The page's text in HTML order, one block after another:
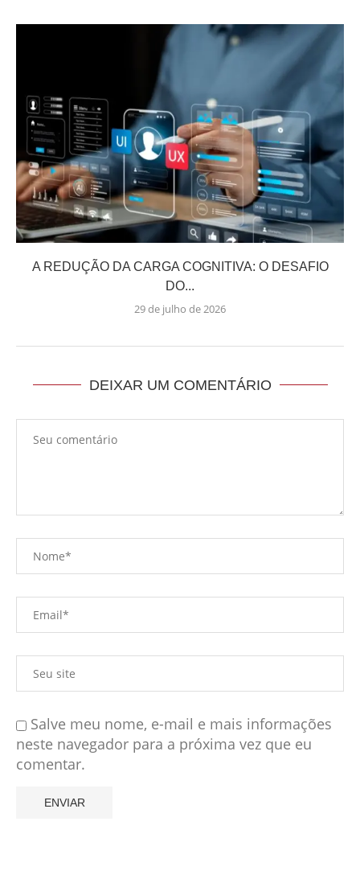
A REDUÇÃO DA CARGA COGNITIVA: O DESAFIO
DO...
29 de julho de 2026
DEIXAR UM COMENTÁRIO
Salve meu nome, e-mail e mais informações
neste navegador para a próxima vez que eu
comentar.